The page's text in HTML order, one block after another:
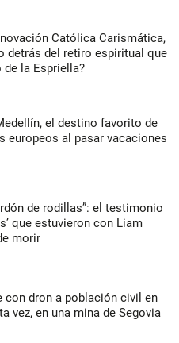
Católica Carismática,
detrás del retiro espiritual que
de la Espriella?
el destino favorito de
europeos al pasar vacaciones
de rodillas”: el testimonio
que estuvieron con Liam
morir
con dron a población civil en
vez, en una mina de Segovia